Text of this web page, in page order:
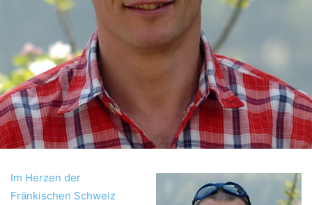
Im Herzen der
Fränkischen Schweiz